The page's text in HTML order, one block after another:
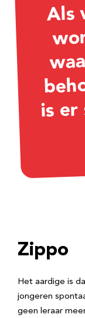
Als
is er
Zippo
Het aardige is
jongeren
geen leraar